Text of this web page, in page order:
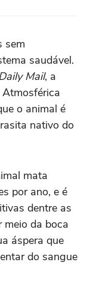
sem
saudável.
Mail, a
o animal é
nativo do
mata
por ano, e é
dentre as
meio da boca
áspera que
do sangue